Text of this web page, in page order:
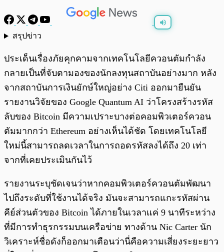
สรุปข่าว
ประเด็นเรื่องภัยคุกคามจากเทคโนโลยีควอนตัมกำลัง
กลายเป็นที่จับตามองของนักลงทุนสถาบันอย่างมาก หลัง
จากสถาบันการเงินยักษ์ใหญ่อย่าง Citi ออกมายืนยัน
รายงานวิจัยของ Google Quantum AI ว่าโครงสร้างรหัส
ลับของ Bitcoin มีความเปราะบางต่อคอมพิวเตอร์ควอน
ตัมมากกว่า Ethereum อย่างเห็นได้ชัด โดยเทคโนโลยี
ใหม่นี้สามารถลดเวลาในการถอดรหัสลงได้ถึง 20 เท่า
จากที่เคยประเมินกันไว้
รายงานระบุชัดเจนว่าหากคอมพิวเตอร์ควอนตัมพัฒนา
ไปถึงระดับที่ใช้งานได้จริง มันจะสามารถแกะรหัสผ่าน
คีย์ส่วนตัวของ Bitcoin ได้ภายในเวลาแค่ 9 นาทีระหว่าง
ที่มีการทำธุรกรรมบนเครือข่าย ทางด้าน Nic Carter นัก
วิเคราะห์ชื่อดังก็ออกมาเตือนว่านี่คือความเสี่ยงระยะยาว